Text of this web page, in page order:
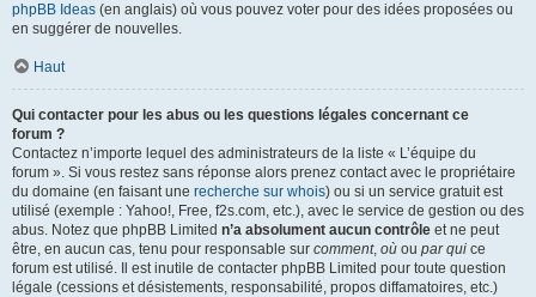
phpBB Ideas (en anglais) où vous pouvez voter pour des idées proposées ou
en suggérer de nouvelles.
Haut
Qui contacter pour les abus ou les questions légales concernant ce
forum ?
Contactez n’importe lequel des administrateurs de la liste « L’équipe du
forum ». Si vous restez sans réponse alors prenez contact avec le propriétaire
du domaine (en faisant une recherche sur whois) ou si un service gratuit est
utilisé (exemple : Yahoo!, Free, f2s.com, etc.), avec le service de gestion ou des
abus. Notez que phpBB Limited n’a absolument aucun contrôle et ne peut
être, en aucun cas, tenu pour responsable sur comment, où ou par qui ce
forum est utilisé. Il est inutile de contacter phpBB Limited pour toute question
légale (cessions et désistements, responsabilité, propos diffamatoires, etc.)